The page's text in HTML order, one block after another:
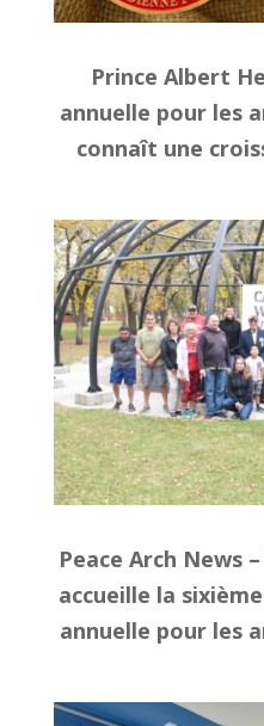
Prince Albert
annuelle pour les
connaît une
Peace Arch News
accueille la
annuelle pour les